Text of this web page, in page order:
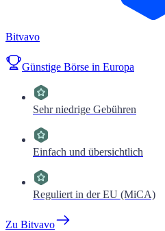
Bitvavo
Günstige Börse in Europa
Sehr niedrige Gebühren
Einfach und übersichtlich
Reguliert in der EU (MiCA)
Zu Bitvavo